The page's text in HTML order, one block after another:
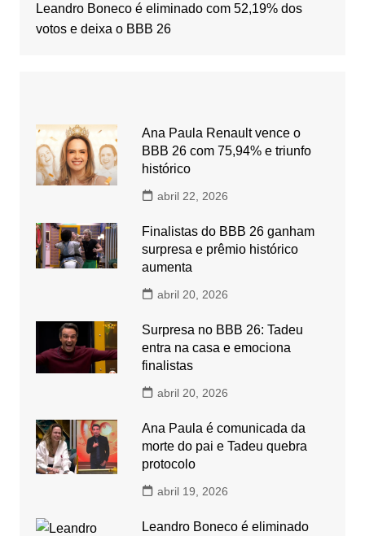
Leandro Boneco é eliminado com 52,19% dos
votos e deixa o BBB 26
Ana Paula Renault vence o
BBB 26 com 75,94% e triunfo
histórico
abril 22, 2026
Finalistas do BBB 26 ganham
surpresa e prêmio histórico
aumenta
abril 20, 2026
Surpresa no BBB 26: Tadeu
entra na casa e emociona
finalistas
abril 20, 2026
Ana Paula é comunicada da
morte do pai e Tadeu quebra
protocolo
abril 19, 2026
Leandro Boneco é eliminado